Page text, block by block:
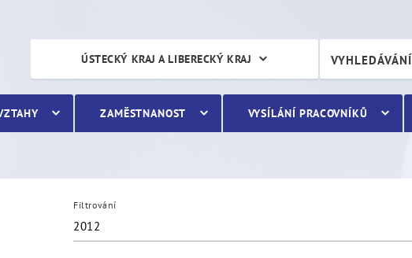
VYHLEDÁVÁNÍ
ÚSTECKÝ KRAJ A LIBERECKÝ KRAJ
ZAMĚSTNANOST VYSÍLÁNÍ PRACOVNÍKŮ
Filtrování
2012